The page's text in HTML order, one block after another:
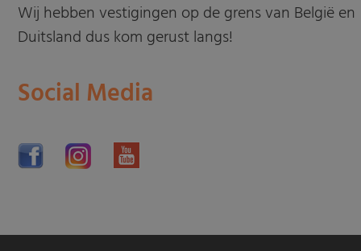
Wij hebben vestigingen op de grens van België en
Duitsland dus kom gerust langs!
Social Media